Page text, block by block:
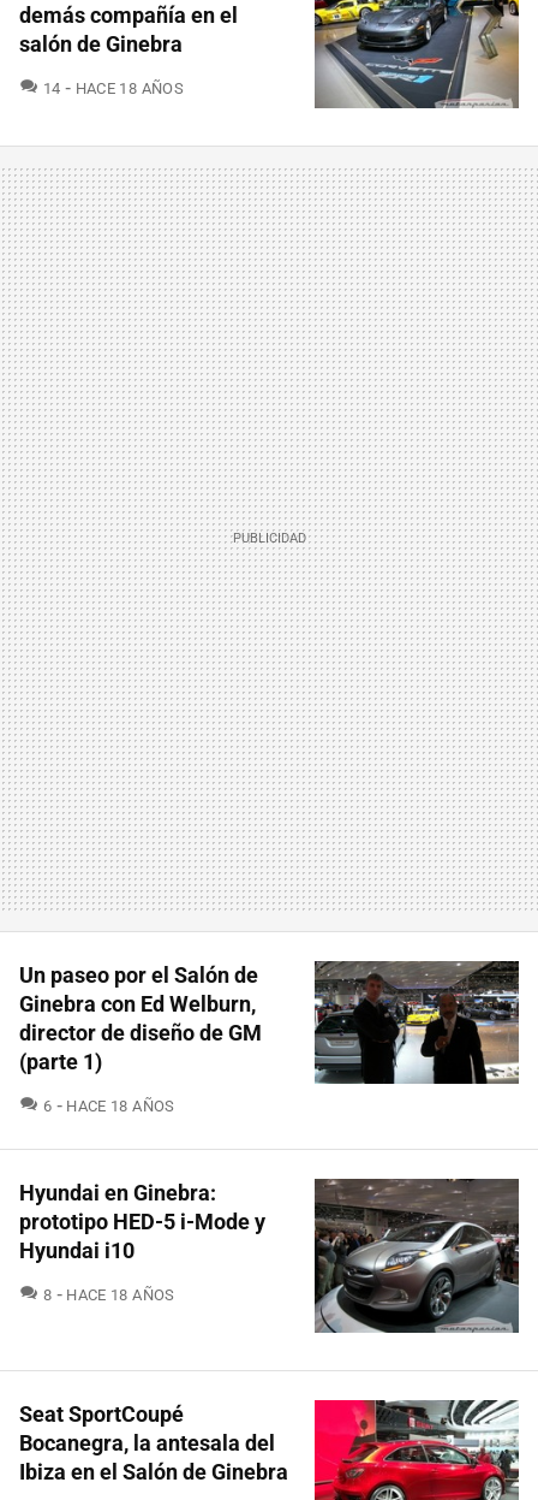
demás compañía en el
salón de Ginebra
14 COMENTARIOS
HACE 18 AÑOS
Un paseo por el Salón de
Ginebra con Ed Welburn,
director de diseño de GM
(parte 1)
6 COMENTARIOS
HACE 18 AÑOS
Hyundai en Ginebra:
prototipo HED-5 i-Mode y
Hyundai i10
8 COMENTARIOS
HACE 18 AÑOS
Seat SportCoupé
Bocanegra, la antesala del
Ibiza en el Salón de Ginebra